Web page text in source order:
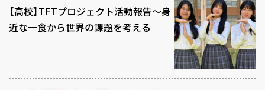
【高校】TFTプロジェクト活動報告～身
近な一食から世界の課題を考える